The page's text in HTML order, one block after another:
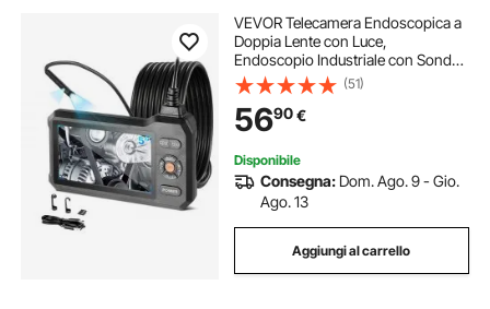
VEVOR Telecamera Endoscopica a
Doppia Lente con Luce,
Endoscopio Industriale con Sonda
Sottile da 5,5 mm, Schermo IPS HD
da 5'', Zoom 8x, Cavo
Impermeabile IP67 da 5 m, per
Ispezione Auto e Idraulica
(51)
5690€
Disponibile
Consegna: Dom. Ago. 9 - Gio.
Ago. 13
Aggiungi al carrello